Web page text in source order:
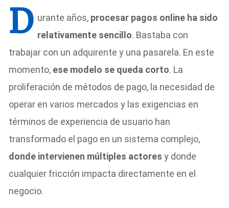
D urante años, procesar pagos online ha sido
relativamente sencillo. Bastaba con
trabajar con un adquirente y una pasarela. En este
momento, ese modelo se queda corto. La
proliferación de métodos de pago, la necesidad de
operar en varios mercados y las exigencias en
términos de experiencia de usuario han
transformado el pago en un sistema complejo,
donde intervienen múltiples actores y donde
cualquier fricción impacta directamente en el
negocio.